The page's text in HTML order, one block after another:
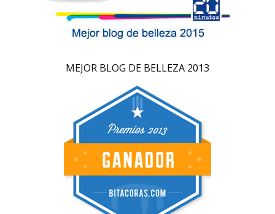
MEJOR BLOG DE BELLEZA 2013